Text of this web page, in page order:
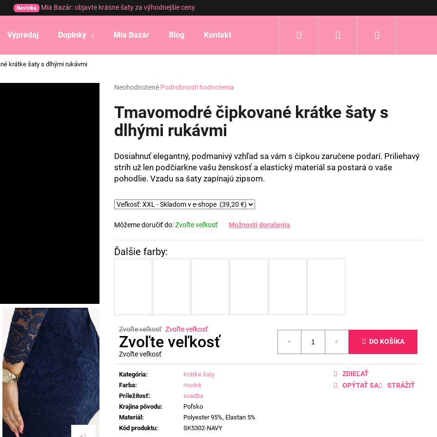
Novinka Mia Bazár: objavte krásne šaty za výhodnejšie ceny
Výpredaj Doplnky Mia Bazár Blog Kontakt Prihlásenie
krátke šaty s dlhými rukávmi
Priemerné
produktu
0,0
z
hviezdičiek.
Neohodnotené Podrobnosti hodnotenia
Tmavomodré čipkované krátke šaty s
dlhými rukávmi
Dosiahnuť elegantný, podmanivý vzhľad sa vám s čipkou zaručene podarí. Priliehavý
strih už len podčiarkne vašu ženskosť a elastický materiál sa postará o vaše
pohodlie. Vzadu sa šaty zapínajú zipsom.
Môžeme doručiť do:Zvoľte veľkosť Možnosti doručenia
Zvoľte veľkosť Zvoľte veľkosť
Zvoľte veľkosť
Zvoľte veľkosť
Jednotková
cena:
DO KOŠÍKA
Kategória:
Krátke šaty
Farba:
modrá
Príležitosť:
svadba
Krajina pôvodu:
Poľsko
Materiál:
Polyester 95%, Elastan 5%
Kód produktu: SK5302-NAVY
OPÝTAŤ SA STRÁŽIŤ
ZDIEĽAŤ
Čo potrebujete nájsť?
HĽADAŤ